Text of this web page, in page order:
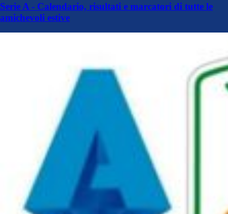
Serie A - Calendario, risultati e marcatori di tutte le
amichevoli estive